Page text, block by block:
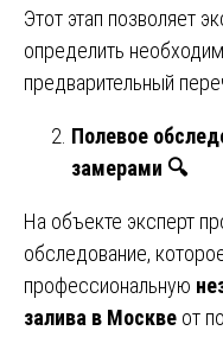
Этот этап позволяет
определить
предварительный
Полевое
замерами 🔍
На объекте эксперт
обследование,
профессиональную
залива в Москве от